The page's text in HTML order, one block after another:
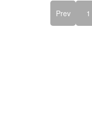
Prev 1